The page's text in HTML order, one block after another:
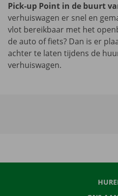
Pick-up Point in de buurt
verhuiswagen er snel en
vlot bereikbaar met het
de auto of fiets? Dan is er
achter te laten tijdens de
verhuiswagen.